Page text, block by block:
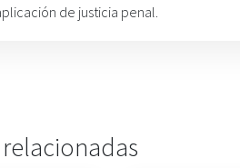
de justicia penal.